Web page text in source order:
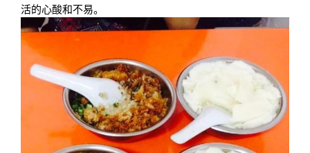
活的心酸和不易。